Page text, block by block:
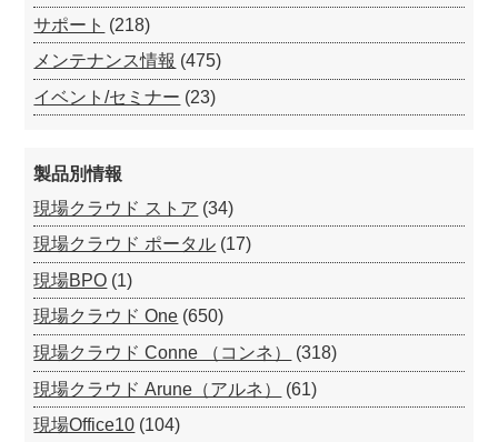
サポート (218)
メンテナンス情報 (475)
イベント/セミナー (23)
製品別情報
現場クラウド ストア (34)
現場クラウド ポータル (17)
現場BPO (1)
現場クラウド One (650)
現場クラウド Conne （コンネ）
(318)
現場クラウド Arune（アルネ）
(61)
現場Office10 (104)